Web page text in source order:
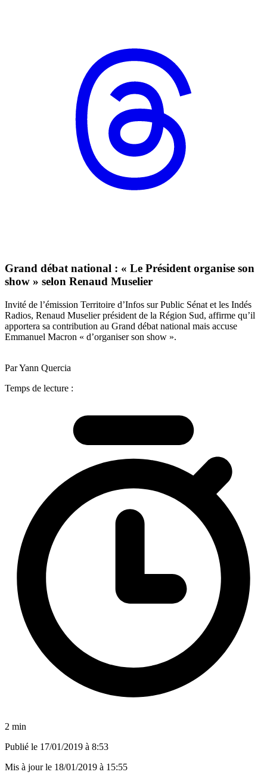
Grand débat national : « Le Président organise son
show » selon Renaud Muselier
Invité de l’émission Territoire d’Infos sur Public Sénat et les Indés
Radios, Renaud Muselier président de la Région Sud, affirme qu’il
apportera sa contribution au Grand débat national mais accuse
Emmanuel Macron « d’organiser son show ».
Par Yann Quercia
Temps de lecture :
2 min
Publié le 17/01/2019 à 8:53
Mis à jour le 18/01/2019 à 15:55